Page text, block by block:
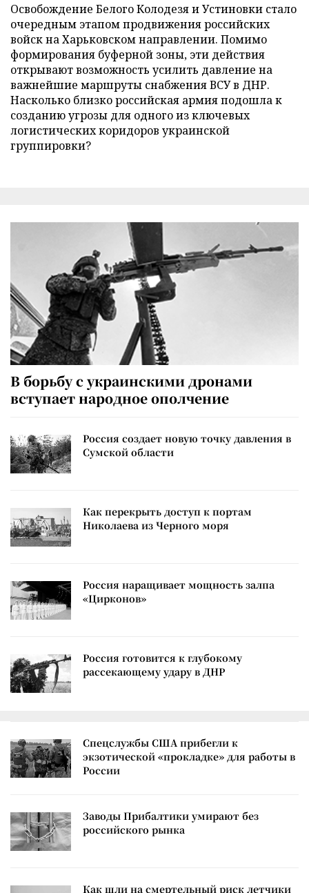
Освобождение Белого Колодезя и Устиновки стало
очередным этапом продвижения российских
войск на Харьковском направлении. Помимо
формирования буферной зоны, эти действия
открывают возможность усилить давление на
важнейшие маршруты снабжения ВСУ в ДНР.
Насколько близко российская армия подошла к
созданию угрозы для одного из ключевых
логистических коридоров украинской
группировки?
В борьбу с украинскими дронами
вступает народное ополчение
Россия создает новую точку давления в
Сумской области
Как перекрыть доступ к портам
Николаева из Черного моря
Россия наращивает мощность залпа
«Цирконов»
Россия готовится к глубокому
рассекающему удару в ДНР
Спецслужбы США прибегли к
экзотической «прокладке» для работы в
России
Заводы Прибалтики умирают без
российского рынка
Как шли на смертельный риск летчики